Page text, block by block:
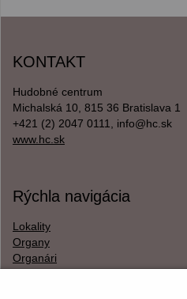
KONTAKT
Hudobné centrum
Michalská 10, 815 36 Bratislava 1
+421 (2) 2047 0111, info@hc.sk
www.hc.sk
Rýchla navigácia
Lokality
Organy
Organári